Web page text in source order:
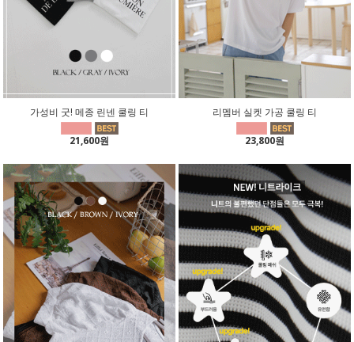
가성비 굿! 메종 린넨 쿨링 티
21,600원
리멤버 실켓 가공 쿨링 티
23,800원